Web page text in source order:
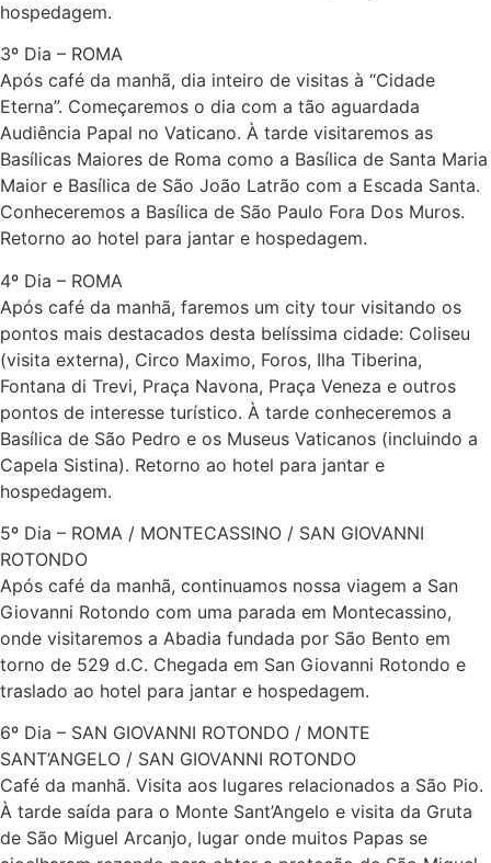
hospedagem.
3º Dia – ROMA
Após café da manhã, dia inteiro de visitas à “Cidade
Eterna”. Começaremos o dia com a tão aguardada
Audiência Papal no Vaticano. À tarde visitaremos as
Basílicas Maiores de Roma como a Basílica de Santa Maria
Maior e Basílica de São João Latrão com a Escada Santa.
Conheceremos a Basílica de São Paulo Fora Dos Muros.
Retorno ao hotel para jantar e hospedagem.
4º Dia – ROMA
Após café da manhã, faremos um city tour visitando os
pontos mais destacados desta belíssima cidade: Coliseu
(visita externa), Circo Maximo, Foros, Ilha Tiberina,
Fontana di Trevi, Praça Navona, Praça Veneza e outros
pontos de interesse turístico. À tarde conheceremos a
Basílica de São Pedro e os Museus Vaticanos (incluindo a
Capela Sistina). Retorno ao hotel para jantar e
hospedagem.
5º Dia – ROMA / MONTECASSINO / SAN GIOVANNI
ROTONDO
Após café da manhã, continuamos nossa viagem a San
Giovanni Rotondo com uma parada em Montecassino,
onde visitaremos a Abadia fundada por São Bento em
torno de 529 d.C. Chegada em San Giovanni Rotondo e
traslado ao hotel para jantar e hospedagem.
6º Dia – SAN GIOVANNI ROTONDO / MONTE
SANT’ANGELO / SAN GIOVANNI ROTONDO
Café da manhã. Visita aos lugares relacionados a São Pio.
À tarde saída para o Monte Sant’Angelo e visita da Gruta
de São Miguel Arcanjo, lugar onde muitos Papas se